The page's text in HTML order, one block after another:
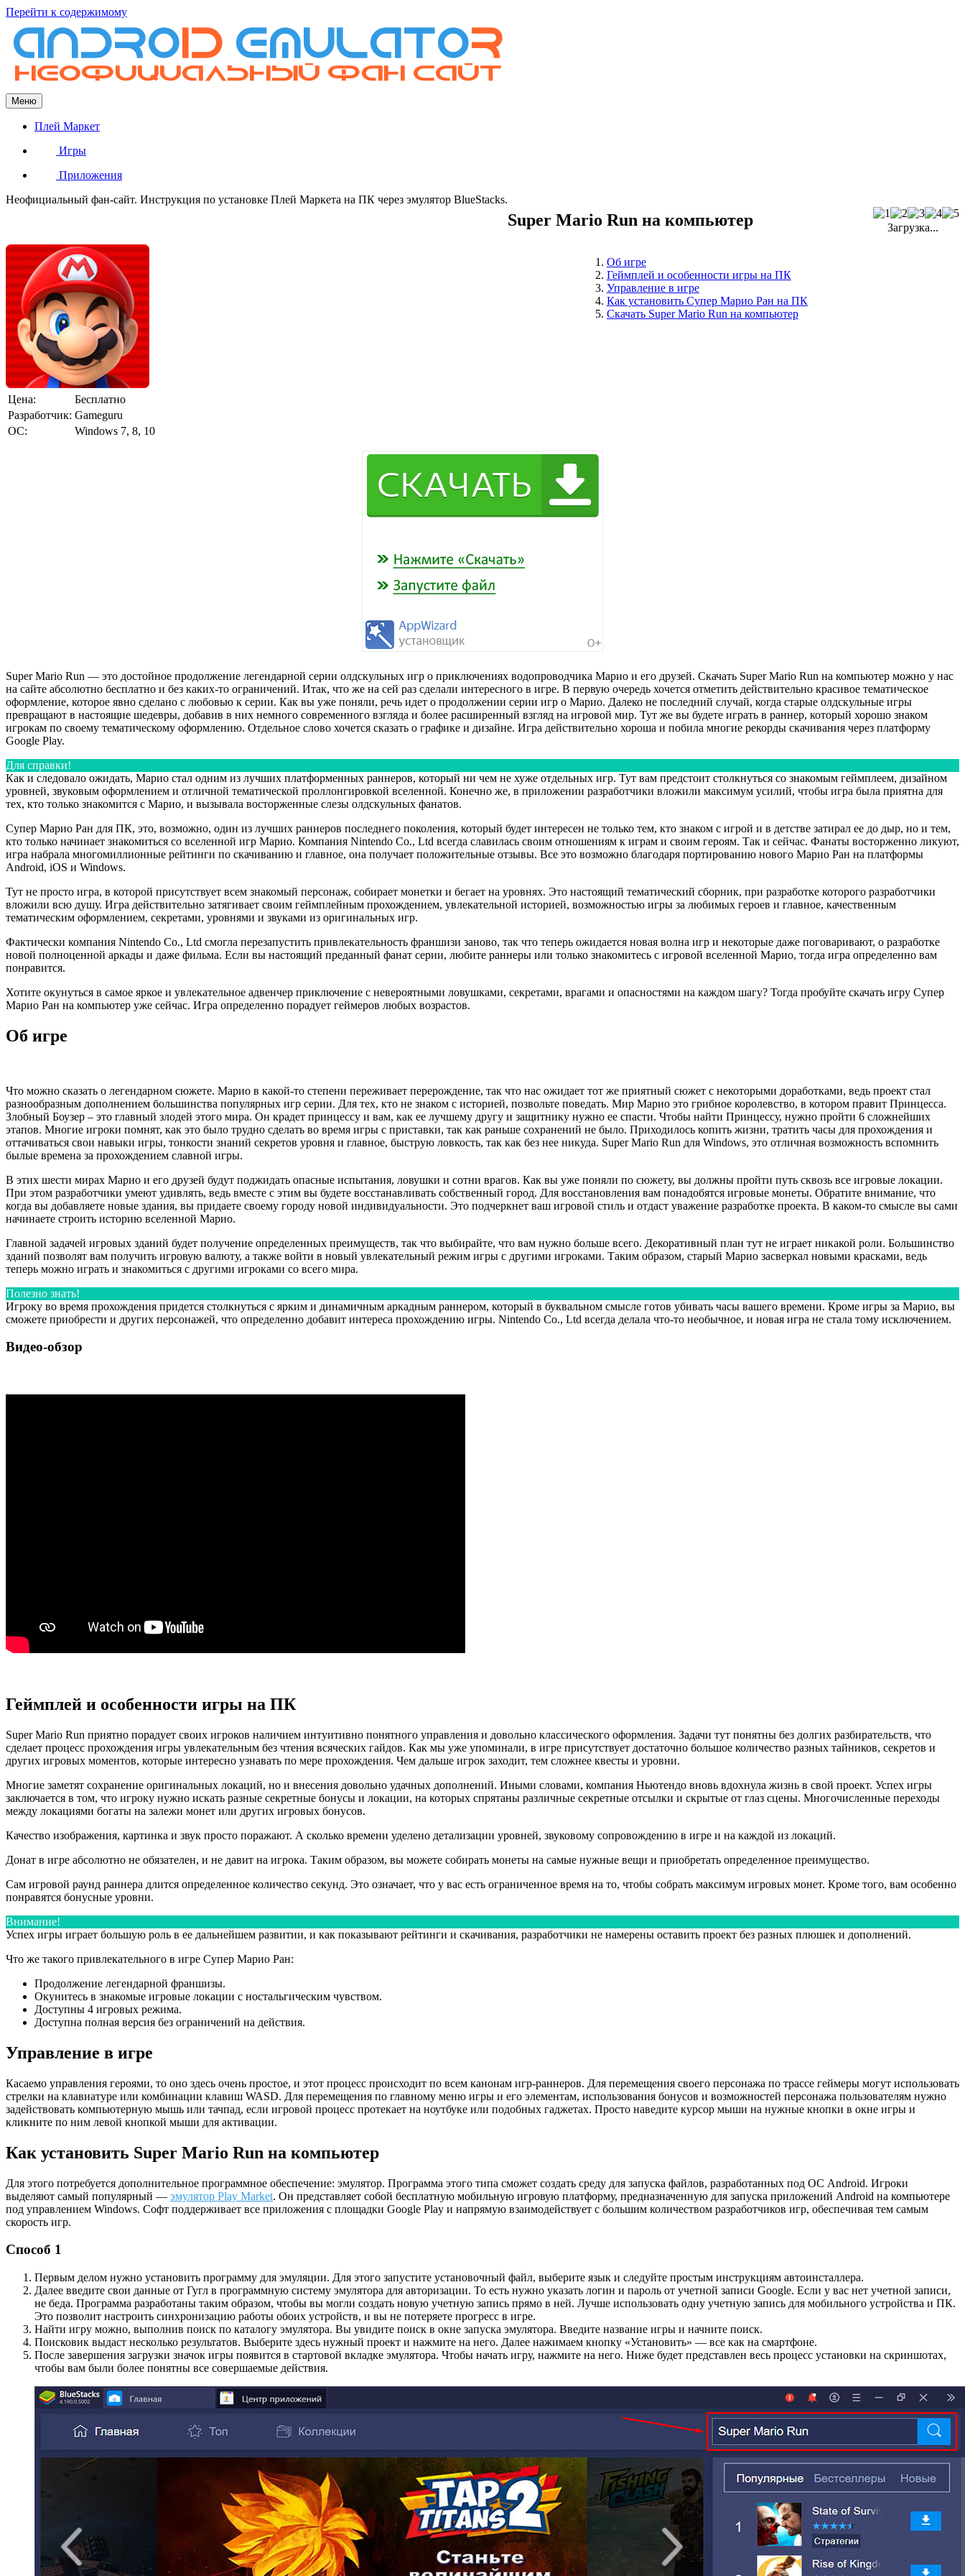
Перейти к содержимому
Меню
Плей Маркет
Игры
Приложения
Неофициальный фан-сайт. Инструкция по установке Плей Маркета на ПК через эмулятор BlueStacks.
Super Mario Run на компьютер Загрузка...
Об игре
Геймплей и особенности игры на ПК
Управление в игре
Как установить Супер Марио Ран на ПК
Скачать Super Mario Run на компьютер
Цена:
Бесплатно
Разработчик: Gameguru
ОС:
Windows 7, 8, 10
Super Mario Run — это достойное продолжение легендарной серии олдскульных игр о приключениях водопроводчика Марио и его друзей. Скачать Super Mario Run на компьютер можно у нас
на сайте абсолютно бесплатно и без каких-то ограничений. Итак, что же на сей раз сделали интересного в игре. В первую очередь хочется отметить действительно красивое тематическое
оформление, которое явно сделано с любовью к серии. Как вы уже поняли, речь идет о продолжении серии игр о Марио. Далеко не последний случай, когда старые олдскульные игры
превращают в настоящие шедевры, добавив в них немного современного взгляда и более расширенный взгляд на игровой мир. Тут же вы будете играть в раннер, который хорошо знаком
игрокам по своему тематическому оформлению. Отдельное слово хочется сказать о графике и дизайне. Игра действительно хороша и побила многие рекорды скачивания через платформу
Google Play.
Для справки!
Как и следовало ожидать, Марио стал одним из лучших платформенных раннеров, который ни чем не хуже отдельных игр. Тут вам предстоит столкнуться со знакомым геймплеем, дизайном
уровней, звуковым оформлением и отличной тематической проллонгировкой вселенной. Конечно же, в приложении разработчики вложили максимум усилий, чтобы игра была приятна для
тех, кто только знакомится с Марио, и вызывала восторженные слезы олдскульных фанатов.
Супер Марио Ран для ПК, это, возможно, один из лучших раннеров последнего поколения, который будет интересен не только тем, кто знаком с игрой и в детстве затирал ее до дыр, но и тем,
кто только начинает знакомиться со вселенной игр Марио. Компания Nintendo Co., Ltd всегда славилась своим отношениям к играм и своим героям. Так и сейчас. Фанаты восторженно ликуют,
игра набрала многомиллионные рейтинги по скачиванию и главное, она получает положительные отзывы. Все это возможно благодаря портированию нового Марио Ран на платформы
Android, iOS и Windows.
Тут не просто игра, в которой присутствует всем знакомый персонаж, собирает монетки и бегает на уровнях. Это настоящий тематический сборник, при разработке которого разработчики
вложили всю душу. Игра действительно затягивает своим геймплейным прохождением, увлекательной историей, возможностью игры за любимых героев и главное, качественным
тематическим оформлением, секретами, уровнями и звуками из оригинальных игр.
Фактически компания Nintendo Co., Ltd смогла перезапустить привлекательность франшизи заново, так что теперь ожидается новая волна игр и некоторые даже поговаривают, о разработке
новой полноценной аркады и даже фильма. Если вы настоящий преданный фанат серии, любите раннеры или только знакомитесь с игровой вселенной Марио, тогда игра определенно вам
понравится.
Хотите окунуться в самое яркое и увлекательное адвенчер приключение с невероятными ловушками, секретами, врагами и опасностями на каждом шагу? Тогда пробуйте скачать игру Супер
Марио Ран на компьютер уже сейчас. Игра определенно порадует геймеров любых возрастов.
Об игре
Что можно сказать о легендарном сюжете. Марио в какой-то степени переживает перерождение, так что нас ожидает тот же приятный сюжет с некоторыми доработками, ведь проект стал
разнообразным дополнением большинства популярных игр серии. Для тех, кто не знаком с историей, позвольте поведать. Мир Марио это грибное королевство, в котором правит Принцесса.
Злобный Боузер – это главный злодей этого мира. Он крадет принцессу и вам, как ее лучшему другу и защитнику нужно ее спасти. Чтобы найти Принцессу, нужно пройти 6 сложнейших
этапов. Многие игроки помнят, как это было трудно сделать во время игры с приставки, так как раньше сохранений не было. Приходилось копить жизни, тратить часы для прохождения и
оттачиваться свои навыки игры, тонкости знаний секретов уровня и главное, быструю ловкость, так как без нее никуда. Super Mario Run для Windows, это отличная возможность вспомнить
былые времена за прохождением славной игры.
В этих шести мирах Марио и его друзей будут поджидать опасные испытания, ловушки и сотни врагов. Как вы уже поняли по сюжету, вы должны пройти путь сквозь все игровые локации.
При этом разработчики умеют удивлять, ведь вместе с этим вы будете восстанавливать собственный город. Для восстановления вам понадобятся игровые монеты. Обратите внимание, что
когда вы добавляете новые здания, вы придаете своему городу новой индивидуальности. Это подчеркнет ваш игровой стиль и отдаст уважение разработке проекта. В каком-то смысле вы сами
начинаете строить историю вселенной Марио.
Главной задачей игровых зданий будет получение определенных преимуществ, так что выбирайте, что вам нужно больше всего. Декоративный план тут не играет никакой роли. Большинство
зданий позволят вам получить игровую валюту, а также войти в новый увлекательный режим игры с другими игроками. Таким образом, старый Марио засверкал новыми красками, ведь
теперь можно играть и знакомиться с другими игроками со всего мира.
Полезно знать!
Игроку во время прохождения придется столкнуться с ярким и динамичным аркадным раннером, который в буквальном смысле готов убивать часы вашего времени. Кроме игры за Марио, вы
сможете приобрести и других персонажей, что определенно добавит интереса прохождению игры. Nintendo Co., Ltd всегда делала что-то необычное, и новая игра не стала тому исключением.
Видео-обзор
Геймплей и особенности игры на ПК
Super Mario Run приятно порадует своих игроков наличием интуитивно понятного управления и довольно классического оформления. Задачи тут понятны без долгих разбирательств, что
сделает процесс прохождения игры увлекательным без чтения всяческих гайдов. Как мы уже упоминали, в игре присутствует достаточно большое количество разных тайников, секретов и
других игровых моментов, которые интересно узнавать по мере прохождения. Чем дальше игрок заходит, тем сложнее квесты и уровни.
Многие заметят сохранение оригинальных локаций, но и внесения довольно удачных дополнений. Иными словами, компания Ньютендо вновь вдохнула жизнь в свой проект. Успех игры
заключается в том, что игроку нужно искать разные секретные бонусы и локации, на которых спрятаны различные секретные отсылки и скрытые от глаз сцены. Многочисленные переходы
между локациями богаты на залежи монет или других игровых бонусов.
Качество изображения, картинка и звук просто поражают. А сколько времени уделено детализации уровней, звуковому сопровождению в игре и на каждой из локаций.
Донат в игре абсолютно не обязателен, и не давит на игрока. Таким образом, вы можете собирать монеты на самые нужные вещи и приобретать определенное преимущество.
Сам игровой раунд раннера длится определенное количество секунд. Это означает, что у вас есть ограниченное время на то, чтобы собрать максимум игровых монет. Кроме того, вам особенно
понравятся бонусные уровни.
Внимание!
Успех игры играет большую роль в ее дальнейшем развитии, и как показывают рейтинги и скачивания, разработчики не намерены оставить проект без разных плюшек и дополнений.
Что же такого привлекательного в игре Супер Марио Ран:
Продолжение легендарной франшизы.
Окунитесь в знакомые игровые локации с ностальгическим чувством.
Доступны 4 игровых режима.
Доступна полная версия без ограничений на действия.
Управление в игре
Касаемо управления героями, то оно здесь очень простое, и этот процесс происходит по всем канонам игр-раннеров. Для перемещения своего персонажа по трассе геймеры могут использовать
стрелки на клавиатуре или комбинации клавиш WASD. Для перемещения по главному меню игры и его элементам, использования бонусов и возможностей персонажа пользователям нужно
задействовать компьютерную мышь или тачпад, если игровой процесс протекает на ноутбуке или подобных гаджетах. Просто наведите курсор мыши на нужные кнопки в окне игры и
кликните по ним левой кнопкой мыши для активации.
Как установить Super Mario Run на компьютер
Для этого потребуется дополнительное программное обеспечение: эмулятор. Программа этого типа сможет создать среду для запуска файлов, разработанных под ОС Android. Игроки
выделяют самый популярный — эмулятор Play Market. Он представляет собой бесплатную мобильную игровую платформу, предназначенную для запуска приложений Android на компьютере
под управлением Windows. Софт поддерживает все приложения с площадки Google Play и напрямую взаимодействует с большим количеством разработчиков игр, обеспечивая тем самым
скорость игр.
Способ 1
Первым делом нужно установить программу для эмуляции. Для этого запустите установочный файл, выберите язык и следуйте простым инструкциям автоинсталлера.
Далее введите свои данные от Гугл в программную систему эмулятора для авторизации. То есть нужно указать логин и пароль от учетной записи Google. Если у вас нет учетной записи,
не беда. Программа разработаны таким образом, чтобы вы могли создать новую учетную запись прямо в ней. Лучше использовать одну учетную запись для мобильного устройства и ПК.
Это позволит настроить синхронизацию работы обоих устройств, и вы не потеряете прогресс в игре.
Найти игру можно, выполнив поиск по каталогу эмулятора. Вы увидите поиск в окне запуска эмулятора. Введите название игры и начните поиск.
Поисковик выдаст несколько результатов. Выберите здесь нужный проект и нажмите на него. Далее нажимаем кнопку «Установить» — все как на смартфоне.
После завершения загрузки значок игры появится в стартовой вкладке эмулятора. Чтобы начать игру, нажмите на него. Ниже будет представлен весь процесс установки на скриншотах,
чтобы вам были более понятны все совершаемые действия.